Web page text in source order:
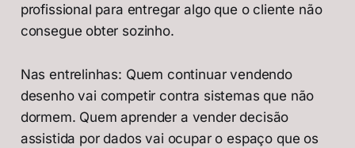
profissional para entregar algo que o cliente não
consegue obter sozinho.
Nas entrelinhas: Quem continuar vendendo
desenho vai competir contra sistemas que não
dormem. Quem aprender a vender decisão
assistida por dados vai ocupar o espaço que os